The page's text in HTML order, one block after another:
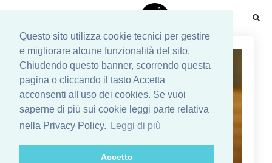
Questo sito utilizza cookie tecnici per gestire
e migliorare alcune funzionalità del sito.
Chiudendo questo banner, scorrendo questa
pagina o cliccando il tasto Accetta
acconsenti all'uso dei cookies. Se vuoi
saperne di più sui cookie leggi parte relativa
nella Privacy Policy.
Leggi di più
Accetto